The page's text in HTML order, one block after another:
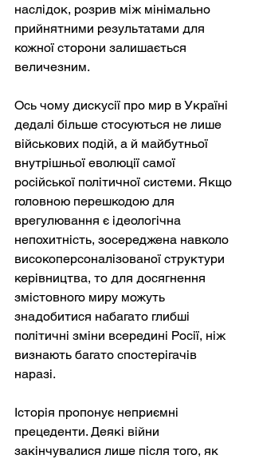
наслідок, розрив між мінімально
прийнятними результатами для
кожної сторони залишається
величезним.
Ось чому дискусії про мир в Україні
дедалі більше стосуються не лише
військових подій, а й майбутньої
внутрішньої еволюції самої
російської політичної системи. Якщо
головною перешкодою для
врегулювання є ідеологічна
непохитність, зосереджена навколо
високоперсоналізованої структури
керівництва, то для досягнення
змістовного миру можуть
знадобитися набагато глибші
політичні зміни всередині Росії, ніж
визнають багато спостерігачів
наразі.
Історія пропонує неприємні
прецеденти. Деякі війни
закінчувалися лише після того, як